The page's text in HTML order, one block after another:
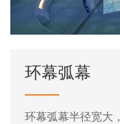
环幕弧幕
环幕弧幕半径宽大